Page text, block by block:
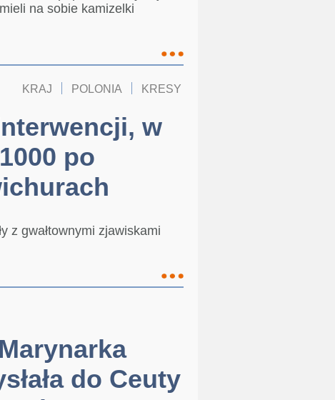
na sobie kamizelki
KRESY
POLONIA
KRAJ
w
po
z gwałtownymi zjawiskami
do Ceuty